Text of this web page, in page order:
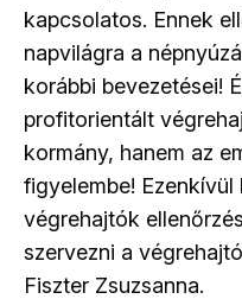
kapcsolatos. Ennek
napvilágra a
korábbi bevezetései!
profitorientált
kormány, hanem az
figyelembe!
végrehajtók
szervezni a
Fiszter Zsuzsanna.